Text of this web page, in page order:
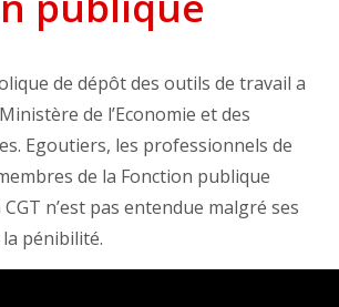
de dépôt des outils de travail a
de l’Economie et des
Egoutiers, les professionnels de
de la Fonction publique
n’est pas entendue malgré ses
pénibilité.